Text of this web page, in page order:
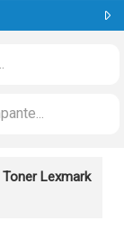
Toner Lexmark